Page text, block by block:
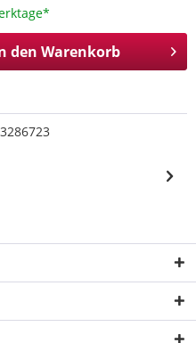
den Warenkorb